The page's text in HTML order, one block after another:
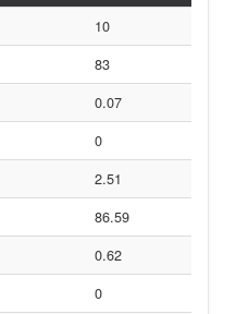
10
83
0.07
0
2.51
86.59
0.62
0